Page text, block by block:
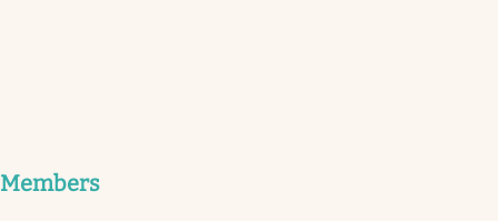
Members